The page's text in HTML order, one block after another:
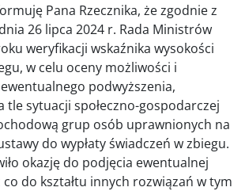
Pana Rzecznika, że zgodnie z
26 lipca 2024 r. Rada Ministrów
weryfikacji wskaźnika wysokości
w celu oceny możliwości i
podwyższenia,
tle sytuacji społeczno-gospodarczej
grup osób uprawnionych na
do wypłaty świadczeń w zbiegu.
okazję do podjęcia ewentualnej
do kształtu innych rozwiązań w tym